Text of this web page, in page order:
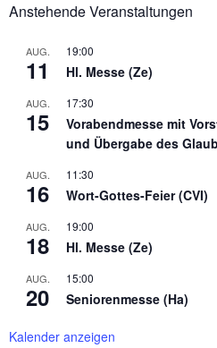
Anstehende Veranstaltungen
AUG.
11
19:00
Hl. Messe (Ze)
AUG.
15
17:30
Vorabendmesse mit
und Übergabe des
AUG.
16
11:30
Wort-Gottes-Feier (CVI)
AUG.
18
19:00
Hl. Messe (Ze)
AUG.
20
15:00
Seniorenmesse (Ha)
Kalender anzeigen